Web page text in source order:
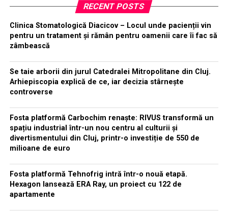
RECENT POSTS
Clinica Stomatologică Diacicov – Locul unde pacienții vin
pentru un tratament și rămân pentru oamenii care îi fac să
zâmbească
Se taie arborii din jurul Catedralei Mitropolitane din Cluj.
Arhiepiscopia explică de ce, iar decizia stârnește
controverse
Fosta platformă Carbochim renaște: RIVUS transformă un
spațiu industrial într-un nou centru al culturii și
divertismentului din Cluj, printr-o investiție de 550 de
milioane de euro
Fosta platformă Tehnofrig intră într-o nouă etapă.
Hexagon lansează ERA Ray, un proiect cu 122 de
apartamente